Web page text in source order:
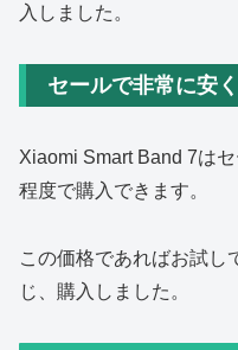
入しました。
セールで非常に安
Xiaomi Smart Band 7は
程度で購入できます。
この価格であればお試し
じ、購入しました。